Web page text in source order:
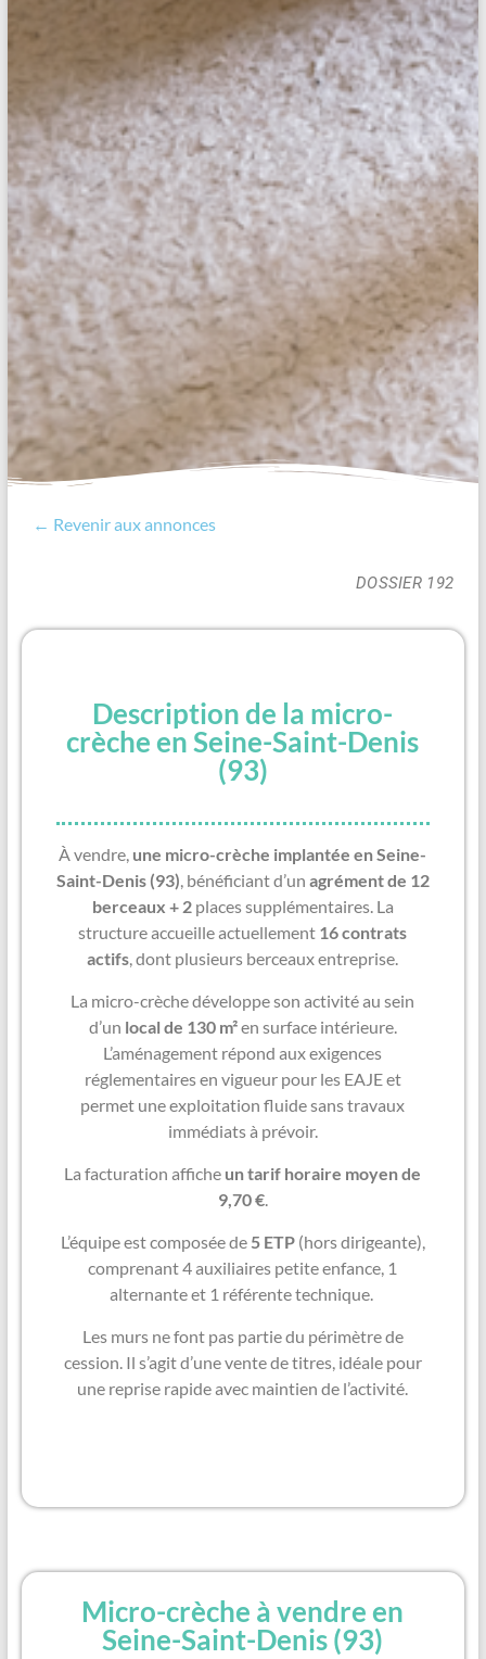
← Revenir aux annonces
DOSSIER 192
Description de la micro-
crèche en Seine-Saint-Denis
(93)
À vendre, une micro-crèche implantée en Seine-
Saint-Denis (93), bénéficiant d’un agrément de 12
berceaux + 2places supplémentaires. La
structure accueille actuellement 16 contrats
actifs, dont plusieurs berceaux entreprise.
La micro-crèche développe son activité au sein
d’un local de 130 m²en surface intérieure.
L’aménagement répond aux exigences
réglementaires en vigueur pour les EAJE et
permet une exploitation fluide sans travaux
immédiats à prévoir.
La facturation affiche un tarif horaire moyen de
9,70 €.
L’équipe est composée de5 ETP(hors dirigeante),
comprenant 4 auxiliaires petite enfance, 1
alternante et 1 référente technique.
Les murs ne font pas partie du périmètre de
cession. Il s’agit d’une vente de titres, idéale pour
une reprise rapide avec maintien de l’activité.
Micro-crèche à vendre en
Seine-Saint-Denis (93)